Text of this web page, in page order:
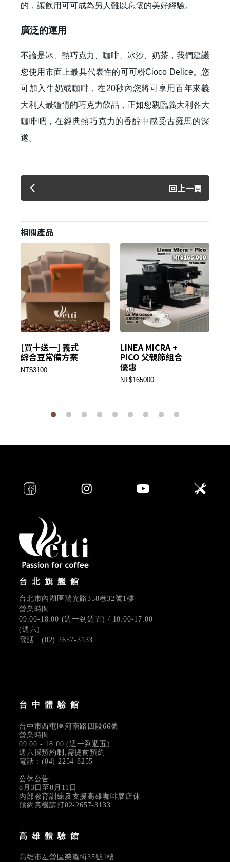
的，讓飲用可可成為另人難以忘懷的美好經驗。
廣泛的運用
不論是冰、熱巧克力、咖啡、冰沙、奶茶，我們建議
您使用市面上最具代表性的可可粉Cioco Delice。您
可加入牛奶或咖啡，在20秒內您將可享用百年來義
大利人最鐘情的巧克力飲品，正如您親臨義大利各大
咖啡吧，在經典熱巧克力的香醇中感受古羅馬的深
遂。
回上一頁
相關產品
[買十送一] 義式
綜合豆常備方案
NT$3100
LINEA MICRA +
PICO 父親節組合
優惠
NT$165000
台北旗艦館
台北市內湖區瑞光路358巷32號1樓
營業時間 :
09:00-18:00 (週一到週五) / 10:00-17:00
(週六)
電話 : (02) 2657-3133
台中體驗館
台中市西屯區河南路四段66號
營業時間 :
09:00 - 18:00 (週一到週五)
週六採預約制,需提前預約
電話 : (04) 2254-8255
公休公告:
8月3日至8月11日
內部教育訓練及支援高雄咖啡展店休
預約賞機請打02-2657-3133
高雄體驗館
高雄市左營區榮耀街35號1樓